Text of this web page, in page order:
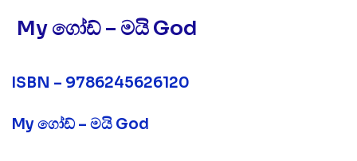
My ගෝඩ් – මයි God
ISBN – 9786245626120
My ගෝඩ් – මයි God